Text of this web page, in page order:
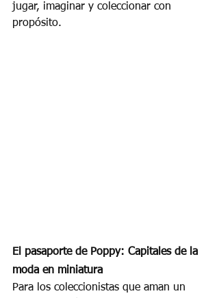
jugar, imaginar y coleccionar con
propósito.
El pasaporte de Poppy: Capitales de la
moda en miniatura
Para los coleccionistas que aman un